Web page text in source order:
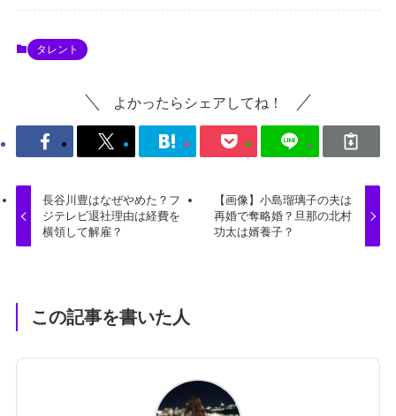
タレント
よかったらシェアしてね！
長谷川豊はなぜやめた？フ
ジテレビ退社理由は経費を
横領して解雇？
【画像】小島瑠璃子の夫は
再婚で奪略婚？旦那の北村
功太は婿養子？
この記事を書いた人